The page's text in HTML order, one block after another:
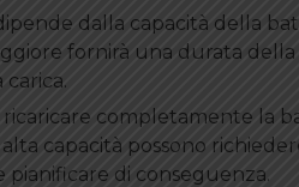
dalla capacità della
fornirà una durata
ricaricare completamente la
capacità possono
di conseguenza.